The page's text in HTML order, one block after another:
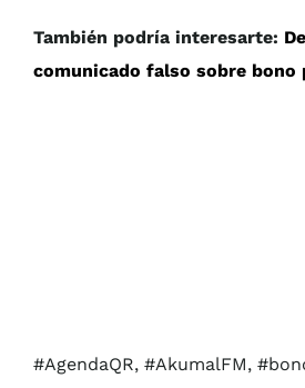
También podría interesarte:
comunicado falso sobre bono
#AgendaQR, #AkumalFM,